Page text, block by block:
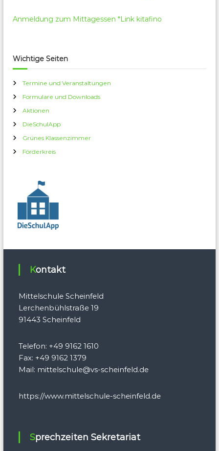
Anmeldung zum Mittagessen *Link kitafino
Wichtige Seiten
Termine und Veranstaltungen
Formulare und Downloads
Aktionen
DieSchulApp
Grünes Klassenzimmer
Förderkreis
Kontakt
Mittelschule Scheinfeld
Lerchenbühlstraße 19
91443 Scheinfeld
Telefon: +49 9162 1610
Fax: +49 9162 1379
Mail: mittelschule@vs-scheinfeld.de
https://www.mittelschule-scheinfeld.de
Sprechzeiten Sekretariat